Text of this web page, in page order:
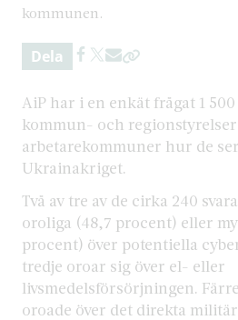
kommunen.
Dela
AiP har i en enkät frågat 1
kommun- och
arbetarekommuner hur de
Ukrainakriget.
Två av tre av de cirka 240
oroliga (48,7 procent) eller
procent) över potentiella
tredje oroar sig över el- eller
livsmedelsförsörjningen.
oroade över det direkta